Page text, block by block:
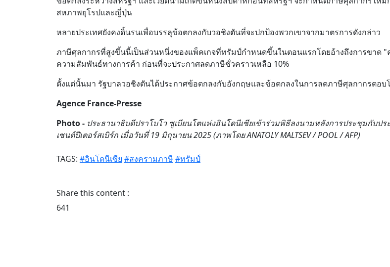
สหภาพยุโรปและญี่ปุ่น
หลายประเทศยังคงดิ้นรนเพื่อบรรลุข้อตกลงกับวอชิงตันที่จะปกป้องพวกเขาจากมาตรการดังกล่าว
ภาษีศุลกากรที่สูงขึ้นนี้เป็นส่วนหนึ่งของแพ็คเกจที่ทรัมป์กำหนดขึ้นในตอนแรกโดยอ้างถึงการขาด "
ความสัมพันธ์ทางการค้า ก่อนที่จะประกาศลดภาษีชั่วคราวเหลือ 10%
ตั้งแต่นั้นมา รัฐบาลวอชิงตันได้ประกาศข้อตกลงกับอังกฤษและข้อตกลงในการลดภาษีศุลกากรตอบ
Agence France-Presse
Photo - ประธานาธิบดีปราโบโว ซูเบียนโตแห่งอินโดนีเซียเข้าร่วมพิธีลงนามหลังการประชุมกับปร
เซนต์ปีเตอร์สเบิร์ก เมื่อวันที่ 19 มิถุนายน 2025 (ภาพโดย ANATOLY MALTSEV / POOL / AFP)
TAGS: #อินโดนีเซีย #สงครามภาษี #ทรัมป์
Share this content :
641